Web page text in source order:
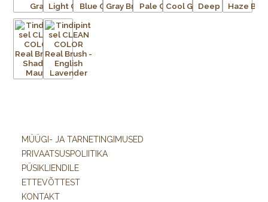
MÜÜGI- JA TARNETINGIMUSED
PRIVAATSUSPOLIITIKA
PÜSIKLIENDILE
ETTEVÕTTEST
KONTAKT